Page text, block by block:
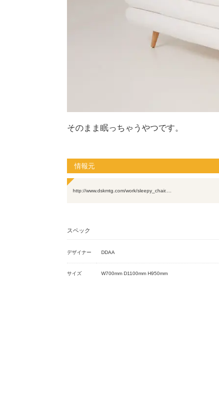
そのまま眠っちゃうやつです。
情報元
http://www.dskmtg.com/work/sleepy_chair.…
スペック
デザイナー DDAA
サイズ W700mm D1100mm H950mm